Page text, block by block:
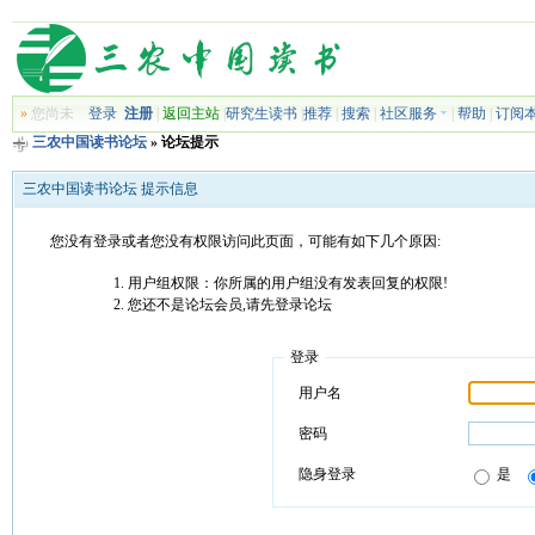
»您尚未 登录 注册| 返回主站| 研究生读书| 推荐| 搜索| 社区服务 帮助
订阅
三农中国读书论坛» 论坛提示
三农中国读书论坛 提示信息
您没有登录或者您没有权限访问此页面，可能有如下几个原因:
用户组权限：你所属的用户组没有发表回复的权限!
您还不是论坛会员,请先登录论坛
登录
用户名
密码
隐身登录 是